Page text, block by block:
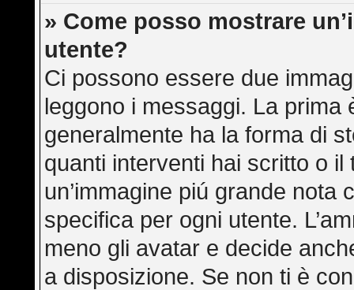
» Come posso mostrare
utente?
Ci possono essere due
leggono i messaggi. La prima
generalmente ha la forma di
quanti interventi hai scritto o
un’immagine piú grande
specifica per ogni utente.
meno gli avatar e decide
a disposizione. Se non ti è